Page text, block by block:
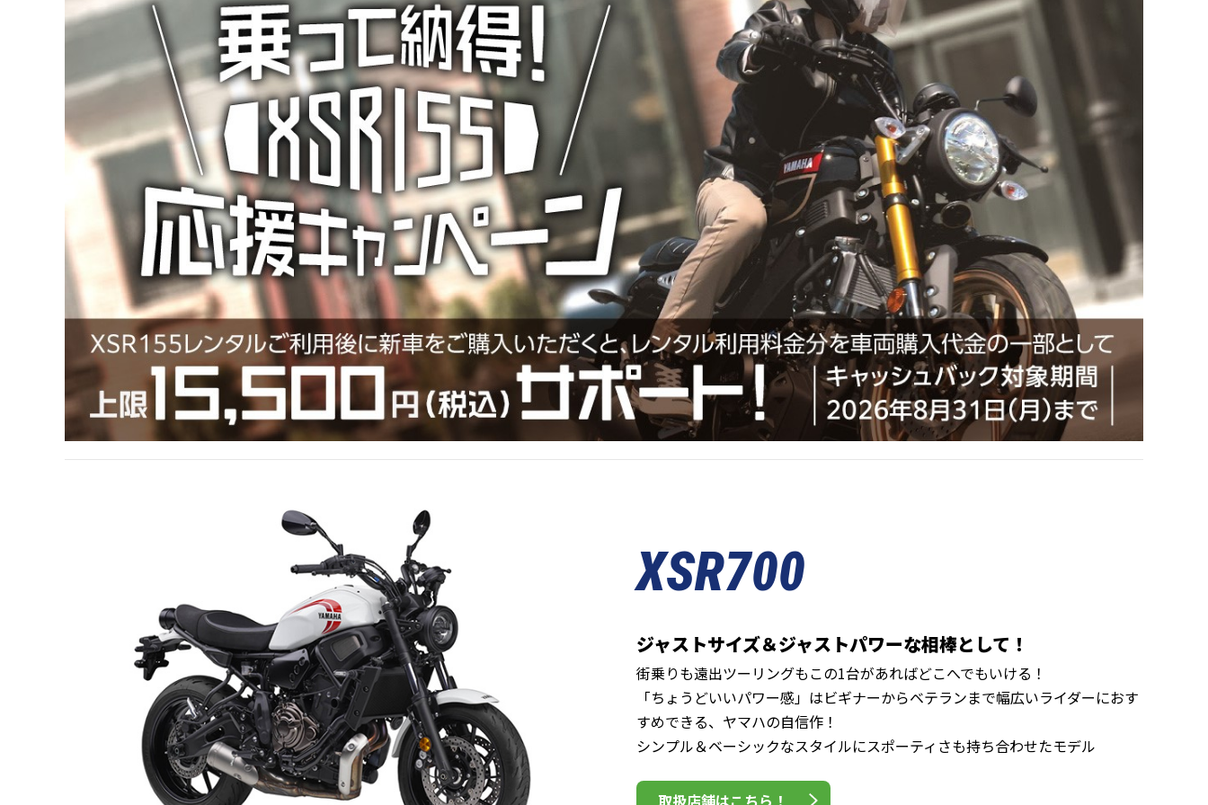
XSR700
ジャストサイズ＆ジャストパワーな相棒として！
街乗りも遠出ツーリングもこの1台があればどこへでもいける！
「ちょうどいいパワー感」はビギナーからベテランまで幅広いライダーにおす
すめできる、ヤマハの自信作！
シンプル＆ベーシックなスタイルにスポーティさも持ち合わせたモデル
取扱店舗はこちら！